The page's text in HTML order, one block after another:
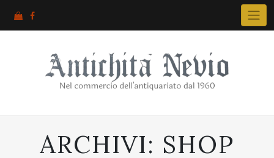
ARCHIVI: SHOP